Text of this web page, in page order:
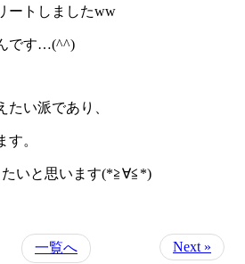
ートしましたww
です…(^^)
い派であり、
す。
いと思います(*≧∀≦ *)
一覧へ Next »